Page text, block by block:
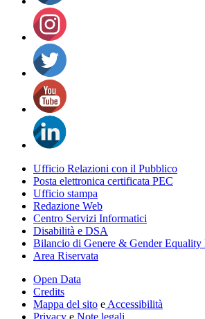
Ufficio Relazioni con il Pubblico
Posta elettronica certificata PEC
Ufficio stampa
Redazione Web
Centro Servizi Informatici
Disabilità e DSA
Bilancio di Genere & Gender Equality
Area Riservata
Open Data
Credits
Mappa del sito e Accessibilità
Privacy e Note legali